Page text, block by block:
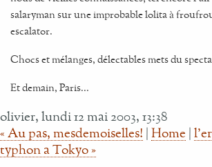
salaryman sur une improbable lolita à
escalator.
Chocs et mélanges, délectables mets du
Et demain, Paris...
olivier, lundi 12 mai 2003, 13:38
« Au pas, mesdemoiselles! | Home |
typhon a Tokyo »